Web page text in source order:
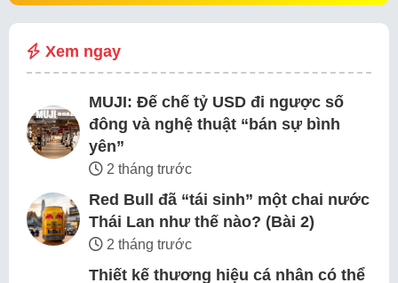
Xem ngay
MUJI: Đế chế tỷ USD đi ngược số
đông và nghệ thuật “bán sự bình
yên”
2 tháng trước
Red Bull đã “tái sinh” một chai nước
Thái Lan như thế nào? (Bài 2)
2 tháng trước
Thiết kế thương hiệu cá nhân có thể